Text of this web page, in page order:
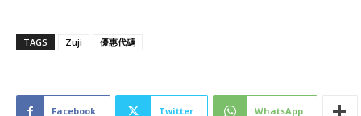
TAGS Zuji 優惠代碼
Facebook Twitter WhatsApp